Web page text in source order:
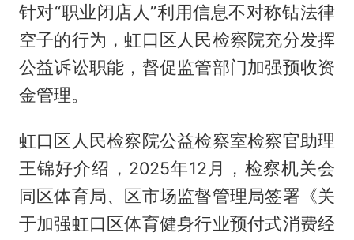
针对“职业闭店人”利用信息不对称钻法律
空子的行为，虹口区人民检察院充分发挥
公益诉讼职能，督促监管部门加强预收资
金管理。
虹口区人民检察院公益检察室检察官助理
王锦好介绍，2025年12月，检察机关会
同区体育局、区市场监督管理局签署《关
于加强虹口区体育健身行业预付式消费经